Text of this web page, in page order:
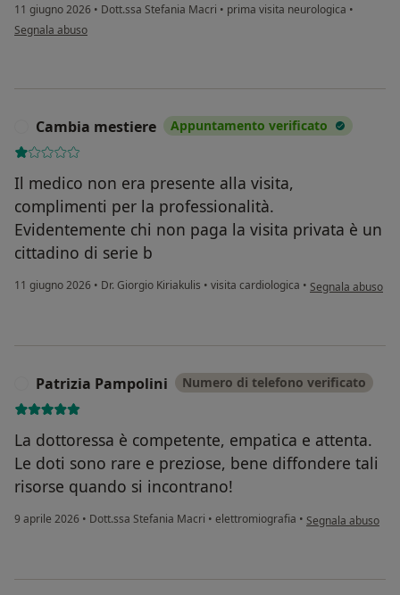
11 giugno 2026 • Dott.ssa Stefania Macri • prima visita neurologica •
secondo l'opinione dell'utente Marinelli F. andrea
Segnala abuso
Cambia mestiere Appuntamento verificato
Il medico non era presente alla visita,
complimenti per la professionalità.
Evidentemente chi non paga la visita privata è un
cittadino di serie b
11 giugno 2026 • Dr. Giorgio Kiriakulis • visita cardiologica • secondo
Segnala abuso
Patrizia Pampolini Numero di telefono verificato
La dottoressa è competente, empatica e attenta.
Le doti sono rare e preziose, bene diffondere tali
risorse quando si incontrano!
9 aprile 2026 • Dott.ssa Stefania Macri • elettromiografia • secondo
Segnala abuso